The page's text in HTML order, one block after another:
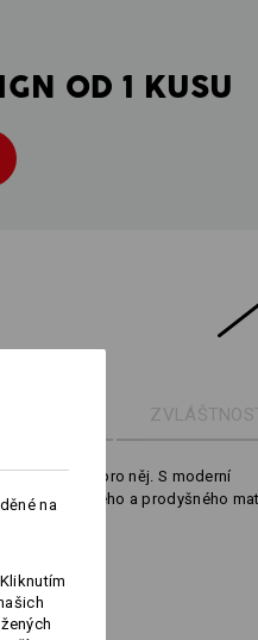
OD 1 KUSU
pro Vás a pro něj. S moderní
elastického a prodyšného
158 g/m²)
na